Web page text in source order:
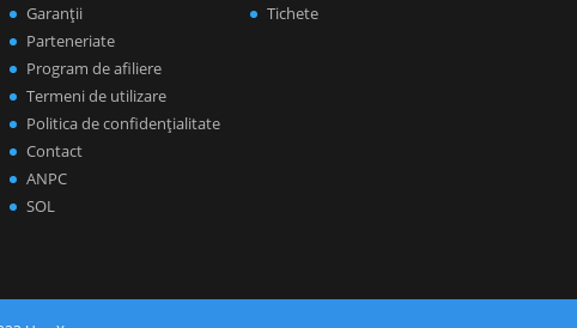
Garanţii
Parteneriate
Program de afiliere
Termeni de utilizare
Politica de confidenţialitate
Contact
ANPC
SOL
Tichete